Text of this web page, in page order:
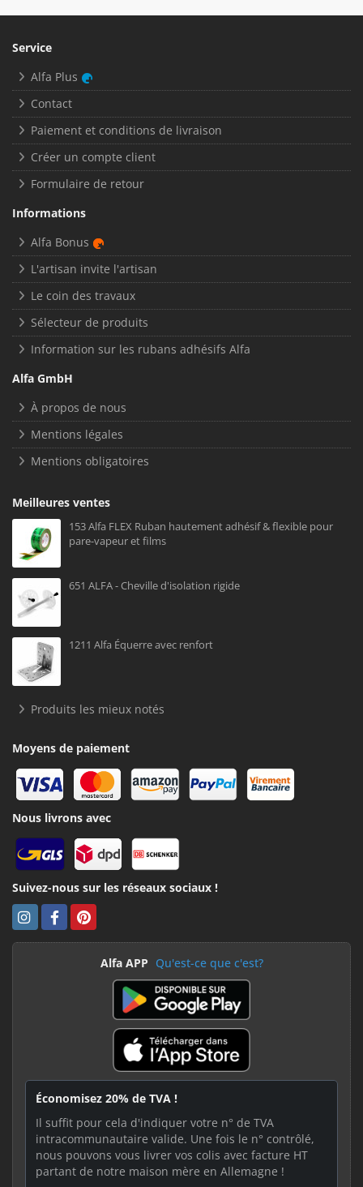
Service
Alfa Plus
Contact
Paiement et conditions de livraison
Créer un compte client
Formulaire de retour
Informations
Alfa Bonus
L'artisan invite l'artisan
Le coin des travaux
Sélecteur de produits
Information sur les rubans adhésifs Alfa
Alfa GmbH
À propos de nous
Mentions légales
Mentions obligatoires
Meilleures ventes
153 Alfa FLEX Ruban hautement adhésif & flexible pour
pare-vapeur et films
651 ALFA - Cheville d'isolation rigide
1211 Alfa Équerre avec renfort
Produits les mieux notés
Moyens de paiement
Nous livrons avec
Suivez-nous sur les réseaux sociaux !
Alfa APP Qu'est-ce que c'est?
Économisez 20% de TVA !
Il suffit pour cela d'indiquer votre n° de TVA
intracommunautaire valide. Une fois le n° contrôlé,
nous pouvons vous livrer vos colis avec facture HT
partant de notre maison mère en Allemagne !